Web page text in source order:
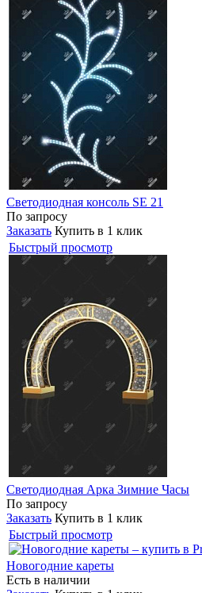
Светодиодная консоль SE 21
По запросу
Заказать Купить в 1 клик
Быстрый просмотр
Светодиодная Арка Зимние Часы
По запросу
Заказать Купить в 1 клик
Быстрый просмотр
Новогодние кареты
Есть в наличии